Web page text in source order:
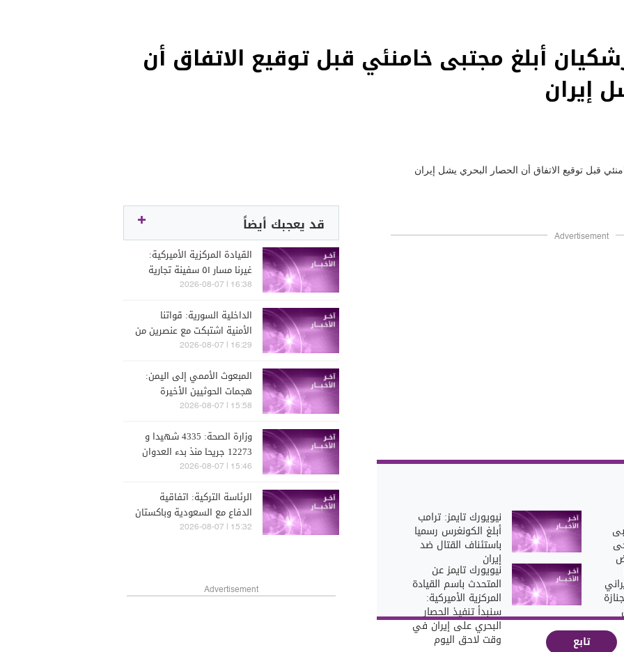
أبلغ مجتبى خامنئي قبل توقيع الاتفاق أن
إيران
Advertisement
نيويورك تايمز: ترامب
أبلغ الكونغرس رسميا
باستئناف القتال ضد
إيران
نيويورك تايمز عن
المتحدث باسم القيادة
المركزية الأميركية:
سنبدأ تنفيذ الحصار
البحري على إيران في
وقت لاحق اليوم تابع
قد يعجبك أيضاً
القيادة المركزية الأميركية:
غيرنا مسار ٥١ سفينة تجارية
وعطلنا اثنتين منذ استئناف
16:38 | 2026-08-07
الداخلية السورية: قواتنا
الأمنية اشتبكت مع عنصرين من
تنظيم داعش قبل تحييدهما
16:29 | 2026-08-07
المبعوث الأممي إلى اليمن:
هجمات الحوثيين الأخيرة
تسببت في سقوط قتلى
15:58 | 2026-08-07
وزارة الصحة: 4335 شهيدا و
12273 جريحا منذ بدء العدوان
في 2 آذار
15:46 | 2026-08-07
الرئاسة التركية: اتفاقية
الدفاع مع السعودية وباكستان
لا تتعارض مع التزاماتنا في
15:32 | 2026-08-07
Advertisement